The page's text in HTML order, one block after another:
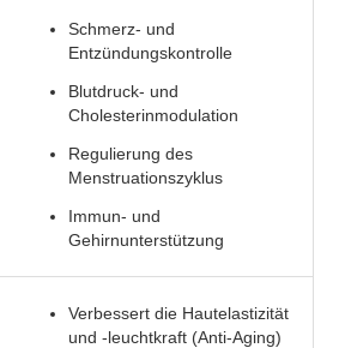
Schmerz- und
Entzündungskontrolle
Blutdruck- und
Cholesterinmodulation
Regulierung des
Menstruationszyklus
Immun- und
Gehirnunterstützung
Verbessert die Hautelastizität
und -leuchtkraft (Anti-Aging)